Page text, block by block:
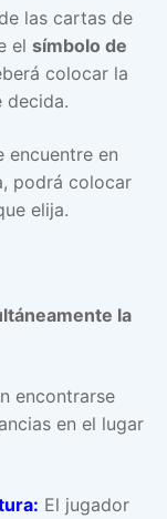
las cartas de
el símbolo de
colocar la
decida.
encuentre en
podrá colocar
elija.
la
encontrarse
en el lugar
El jugador